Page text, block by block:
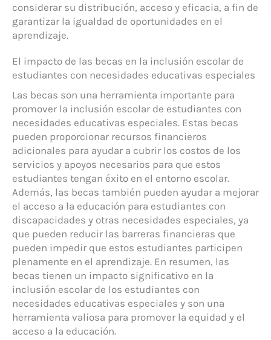
considerar su distribución, acceso y eficacia, a fin de
garantizar la igualdad de oportunidades en el
aprendizaje.
El impacto de las becas en la inclusión escolar de
estudiantes con necesidades educativas especiales
Las becas son una herramienta importante para
promover la inclusión escolar de estudiantes con
necesidades educativas especiales. Estas becas
pueden proporcionar recursos financieros
adicionales para ayudar a cubrir los costos de los
servicios y apoyos necesarios para que estos
estudiantes tengan éxito en el entorno escolar.
Además, las becas también pueden ayudar a mejorar
el acceso a la educación para estudiantes con
discapacidades y otras necesidades especiales, ya
que pueden reducir las barreras financieras que
pueden impedir que estos estudiantes participen
plenamente en el aprendizaje. En resumen, las
becas tienen un impacto significativo en la
inclusión escolar de los estudiantes con
necesidades educativas especiales y son una
herramienta valiosa para promover la equidad y el
acceso a la educación.